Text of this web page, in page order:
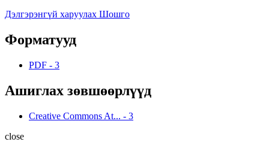
Дэлгэрэнгүй харуулах Шошго
Форматууд
PDF - 3
Ашиглах зөвшөөрлүүд
Creative Commons At... - 3
close